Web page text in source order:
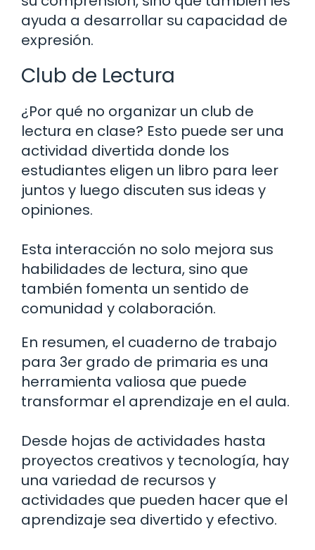
ayuda a desarrollar su capacidad de
expresión.
Club de Lectura
¿Por qué no organizar un club de
lectura en clase? Esto puede ser una
actividad divertida donde los
estudiantes eligen un libro para leer
juntos y luego discuten sus ideas y
opiniones.
Esta interacción no solo mejora sus
habilidades de lectura, sino que
también fomenta un sentido de
comunidad y colaboración.
En resumen, el cuaderno de trabajo
para 3er grado de primaria es una
herramienta valiosa que puede
transformar el aprendizaje en el aula.
Desde hojas de actividades hasta
proyectos creativos y tecnología, hay
una variedad de recursos y
actividades que pueden hacer que el
aprendizaje sea divertido y efectivo.